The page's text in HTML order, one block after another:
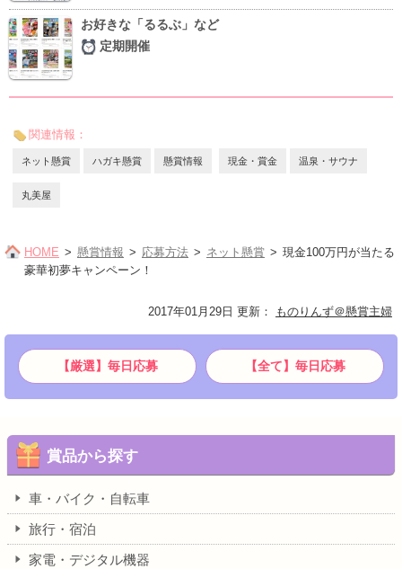
お好きな「るるぶ」など
定期開催
関連情報：
ネット懸賞 ハガキ懸賞 懸賞情報 現金・賞金 温泉・サウナ
丸美屋
HOME 懸賞情報 応募方法 ネット懸賞
現金100万円が当たる
豪華初夢キャンペーン！
2017年01月29日 更新 ： ものりんず＠懸賞主婦
【厳選】毎日応募 【全て】毎日応募
賞品から探す
車・バイク・自転車
旅行・宿泊
家電・デジタル機器